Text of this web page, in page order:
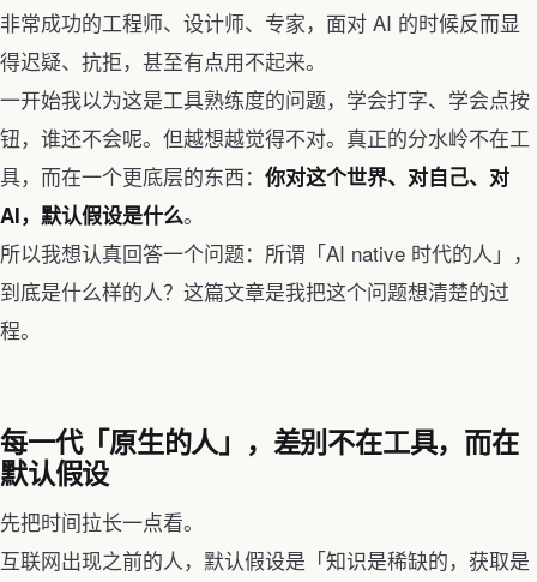
非常成功的工程师、设计师、专家，面对 AI 的时候反而显
得迟疑、抗拒，甚至有点用不起来。
一开始我以为这是工具熟练度的问题，学会打字、学会点按
钮，谁还不会呢。但越想越觉得不对。真正的分水岭不在工
具，而在一个更底层的东西： 你对这个世界、对自己、对
AI，默认假设是什么。
所以我想认真回答一个问题：所谓「AI native 时代的人」，
到底是什么样的人？这篇文章是我把这个问题想清楚的过
程。
每一代「原生的人」，差别不在工具，而在
默认假设
先把时间拉长一点看。
互联网出现之前的人，默认假设是「知识是稀缺的，获取是